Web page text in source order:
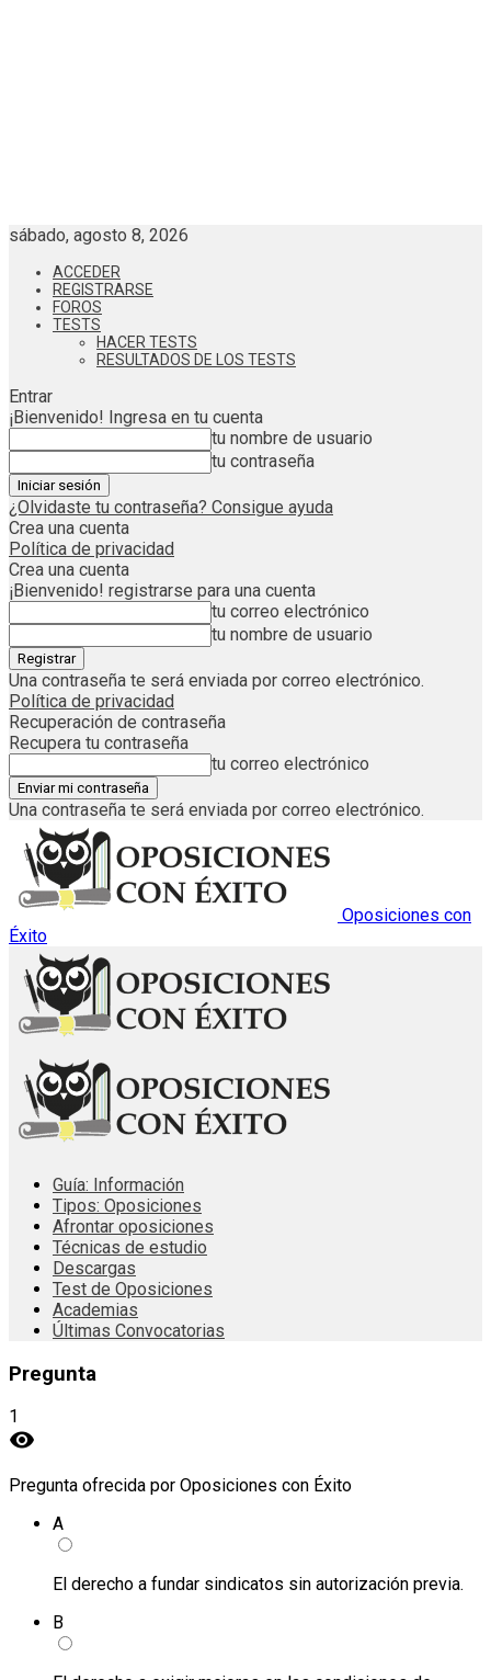
sábado, agosto 8, 2026
ACCEDER
REGISTRARSE
FOROS
TESTS
HACER TESTS
RESULTADOS DE LOS TESTS
Entrar
¡Bienvenido! Ingresa en tu cuenta
tu nombre de usuario
tu contraseña
¿Olvidaste tu contraseña? Consigue ayuda
Crea una cuenta
Política de privacidad
Crea una cuenta
¡Bienvenido! registrarse para una cuenta
tu correo electrónico
tu nombre de usuario
Una contraseña te será enviada por correo electrónico.
Política de privacidad
Recuperación de contraseña
Recupera tu contraseña
tu correo electrónico
Una contraseña te será enviada por correo electrónico.
Oposiciones con
Éxito
Guía: Información
Tipos: Oposiciones
Afrontar oposiciones
Técnicas de estudio
Descargas
Test de Oposiciones
Academias
Últimas Convocatorias
Pregunta
1
visibility
Pregunta ofrecida por Oposiciones con Éxito
A
El derecho a fundar sindicatos sin autorización previa.
B